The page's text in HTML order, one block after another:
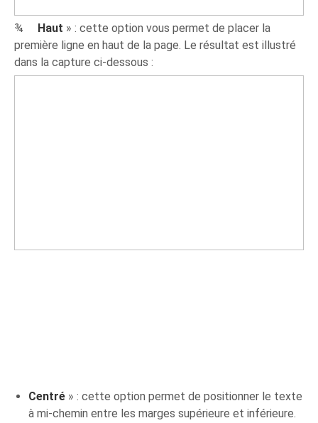
¾ Haut » : cette option vous permet de placer la
première ligne en haut de la page. Le résultat est illustré
dans la capture ci-dessous :
Centré » : cette option permet de positionner le texte
à mi-chemin entre les marges supérieure et inférieure.